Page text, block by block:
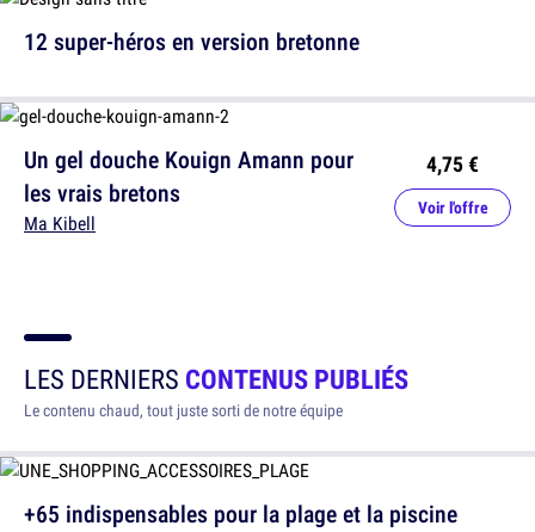
Un gel douche Kouign Amann pour
les vrais bretons
Ma Kibell
4,75 €
Voir l'offre
12 super-héros en version bretonne
LES DERNIERS CONTENUS PUBLIÉS
Le contenu chaud, tout juste sorti de notre équipe
+65 indispensables pour la plage et la piscine